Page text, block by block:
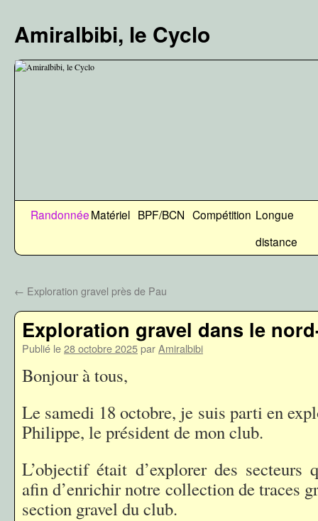
contenu
Amiralbibi, le Cyclo
RandonnéeMatériel BPF/BCN Compétition Longue
distance
← Exploration gravel près de Pau
Exploration gravel dans le
Publié le28 octobre 2025parAmiralbibi
Bonjour à tous,
Le samedi 18 octobre, je suis parti en
Philippe, le président de mon club.
L’objectif était d’explorer des secteurs
afin d’enrichir notre collection de traces
section gravel du club.